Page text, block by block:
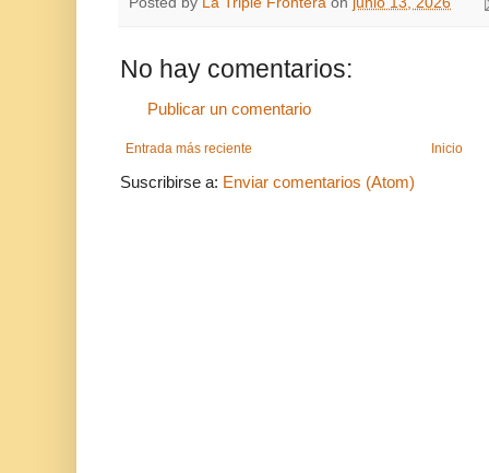
No hay comentarios:
Publicar un comentario
Entrada más reciente Inicio
Suscribirse a: Enviar comentarios (Atom)